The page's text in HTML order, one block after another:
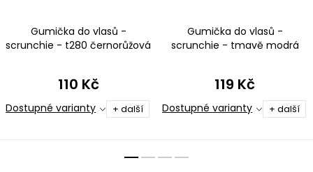
Gumička do vlasů -
scrunchie - t280 černorůžová
110 Kč
Dostupné varianty + další
Gumička do vlasů -
scrunchie - tmavě modrá
119 Kč
Dostupné varianty + další